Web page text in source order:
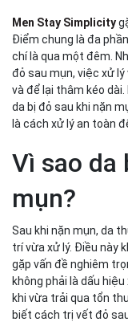
Giải pháp làm
Simplicity: Kem
Kem dưỡng ẩm
mụn ra sao?
Kết luận – Trị
và kiên nhẫn
Men Stay Simplicity
Điểm chung là đa
chí là qua một đêm.
đỏ sau mụn, việc xử
và để lại thâm kéo
da bị đỏ sau khi nặn
là cách xử lý an toàn
Vì sao da
mụn?
Sau khi nặn mụn, da
trí vừa xử lý. Điều này
gặp vấn đề nghiêm
không phải là dấu
khi vừa trải qua tổn
biết cách trị vết đỏ